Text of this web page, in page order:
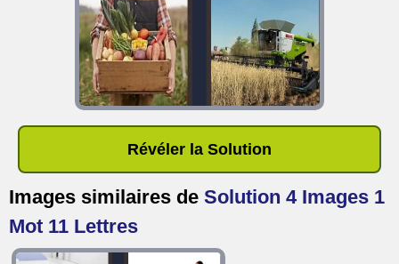
Révéler la Solution
Images similaires de Solution 4 Images 1
Mot 11 Lettres